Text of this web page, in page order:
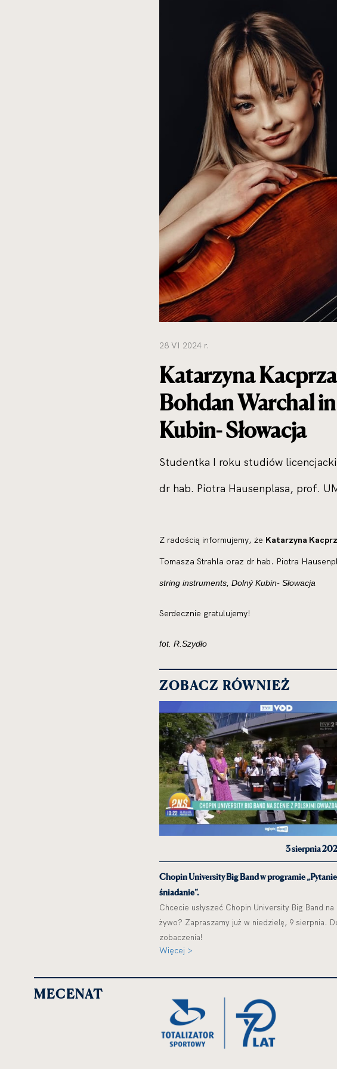
28 VI 2024 r.
Katarzyna
Bohdan Warchal
Kubin- Słowacja
Studentka I roku studiów
dr hab. Piotra Hausenplasa, prof.
Z radością informujemy, że Katarzyna
Tomasza Strahla oraz dr hab. Piotra
string instruments, Dolný Kubin- Słowacja
Serdecznie gratulujemy!
fot. R.Szydło
ZOBACZ RÓWNIEŻ
3 sierpnia
Chopin University Big Band w programie
śniadanie”.
Chcecie usłyszeć Chopin University Big Band na
żywo? Zapraszamy już w niedzielę, 9 sierpnia.
zobaczenia!
Więcej >
MECENAT